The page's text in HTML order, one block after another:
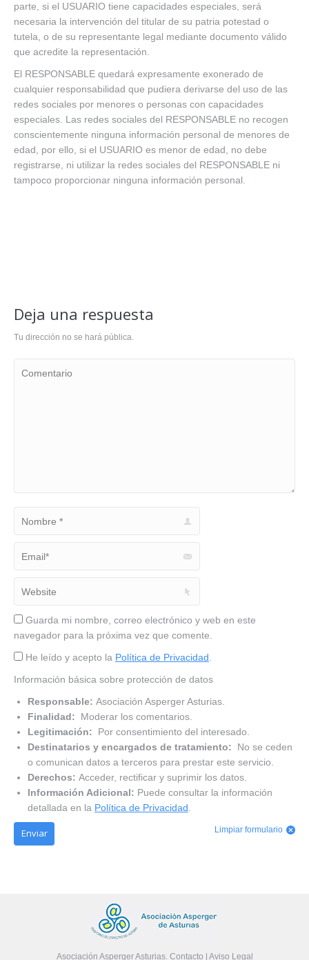
parte, si el USUARIO tiene capacidades especiales, será
necesaria la intervención del titular de su patria potestad o
tutela, o de su representante legal mediante documento válido
que acredite la representación.
El RESPONSABLE quedará expresamente exonerado de
cualquier responsabilidad que pudiera derivarse del uso de las
redes sociales por menores o personas con capacidades
especiales. Las redes sociales del RESPONSABLE no recogen
conscientemente ninguna información personal de menores de
edad, por ello, si el USUARIO es menor de edad, no debe
registrarse, ni utilizar la redes sociales del RESPONSABLE ni
tampoco proporcionar ninguna información personal.
Deja una respuesta
Tu dirección no se hará pública.
Guarda mi nombre, correo electrónico y web en este
navegador para la próxima vez que comente.
He leído y acepto la Política de Privacidad
Información básica sobre protección de datos
Responsable: Asociación Asperger Asturias.
Finalidad: Moderar los comentarios.
Legitimación: Por consentimiento del interesado.
Destinatarios y encargados de tratamiento: No se ceden
o comunican datos a terceros para prestar este servicio.
Derechos: Acceder, rectificar y suprimir los datos.
Información Adicional: Puede consultar la información
detallada en la Política de Privacidad
Limpiar formulario
Enviar
Asociación Asperger Asturias. Contacto Aviso Legal